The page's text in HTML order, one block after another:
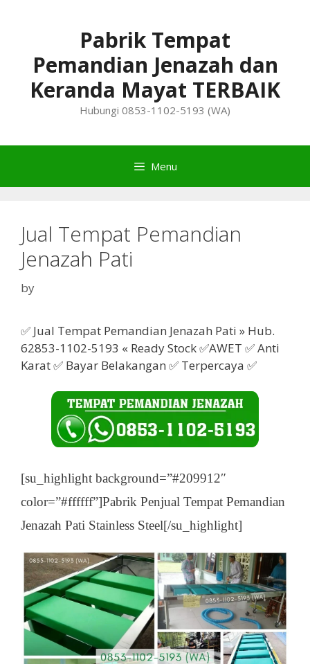
Pabrik Tempat
Pemandian Jenazah dan
Keranda Mayat TERBAIK
Hubungi 0853-1102-5193 (WA)
Menu
Jual Tempat Pemandian
Jenazah Pati
by
✅ Jual Tempat Pemandian Jenazah Pati » Hub.
62853-1102-5193 « Ready Stock ✅AWET ✅ Anti
Karat ✅ Bayar Belakangan ✅ Terpercaya ✅
[su_highlight background=”#209912″
color=”#ffffff”]Pabrik Penjual Tempat Pemandian
Jenazah Pati Stainless Steel[/su_highlight]